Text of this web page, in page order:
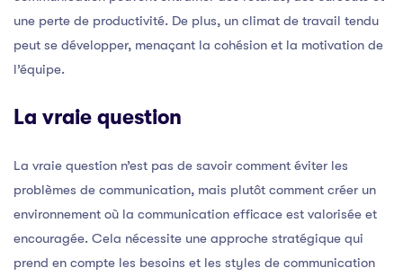
une perte de productivité. De plus, un climat de travail tendu
peut se développer, menaçant la cohésion et la motivation de
l’équipe.
La vraie question
La vraie question n’est pas de savoir comment éviter les
problèmes de communication, mais plutôt comment créer un
environnement où la communication efficace est valorisée et
encouragée. Cela nécessite une approche stratégique qui
prend en compte les besoins et les styles de communication